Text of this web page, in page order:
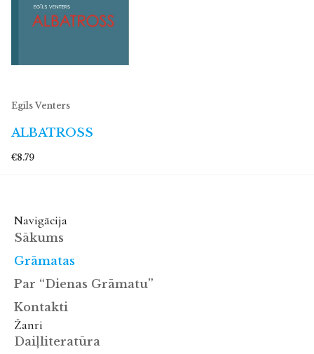
Egīls Venters
ALBATROSS
€8.79
Navigācija
Sākums
Grāmatas
Par “Dienas Grāmatu”
Kontakti
Žanri
Daiļliteratūra